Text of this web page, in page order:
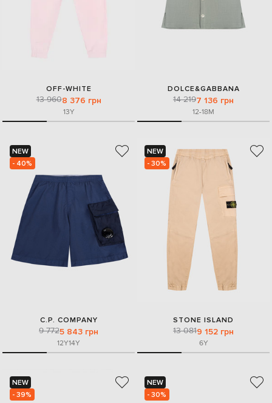
OFF-WHITE
13 9608 376 грн
13Y
DOLCE&GABBANA
14 2197 136 грн
12-18M
NEW
- 40%
C.P. COMPANY
9 7725 843 грн
12Y14Y
NEW
- 30%
STONE ISLAND
13 0819 152 грн
6Y
NEW
- 39%
NEW
- 30%